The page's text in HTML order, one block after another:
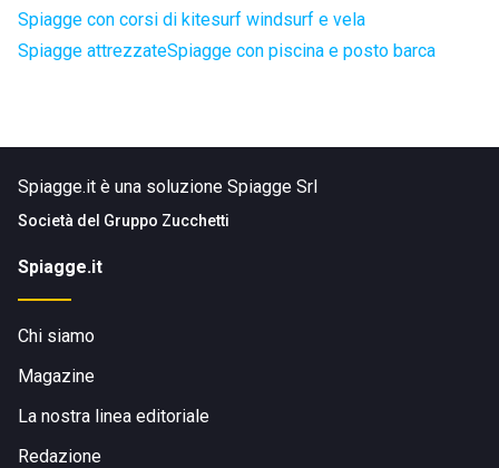
Spiagge con corsi di kitesurf windsurf e vela
Spiagge attrezzateSpiagge con piscina e posto barca
Spiagge.it è una soluzione Spiagge Srl
Società del Gruppo Zucchetti
Spiagge.it
Chi siamo
Magazine
La nostra linea editoriale
Redazione